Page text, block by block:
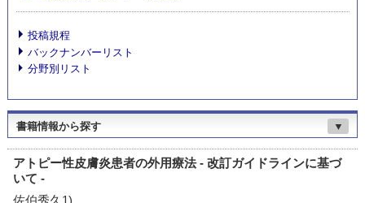
投稿規程
バックナンバーリスト
分野別リスト
書籍情報から探す ▼
アトピー性皮膚炎患者の外用療法 - 改訂ガイドラインに基づ
いて -
佐伯秀久1)